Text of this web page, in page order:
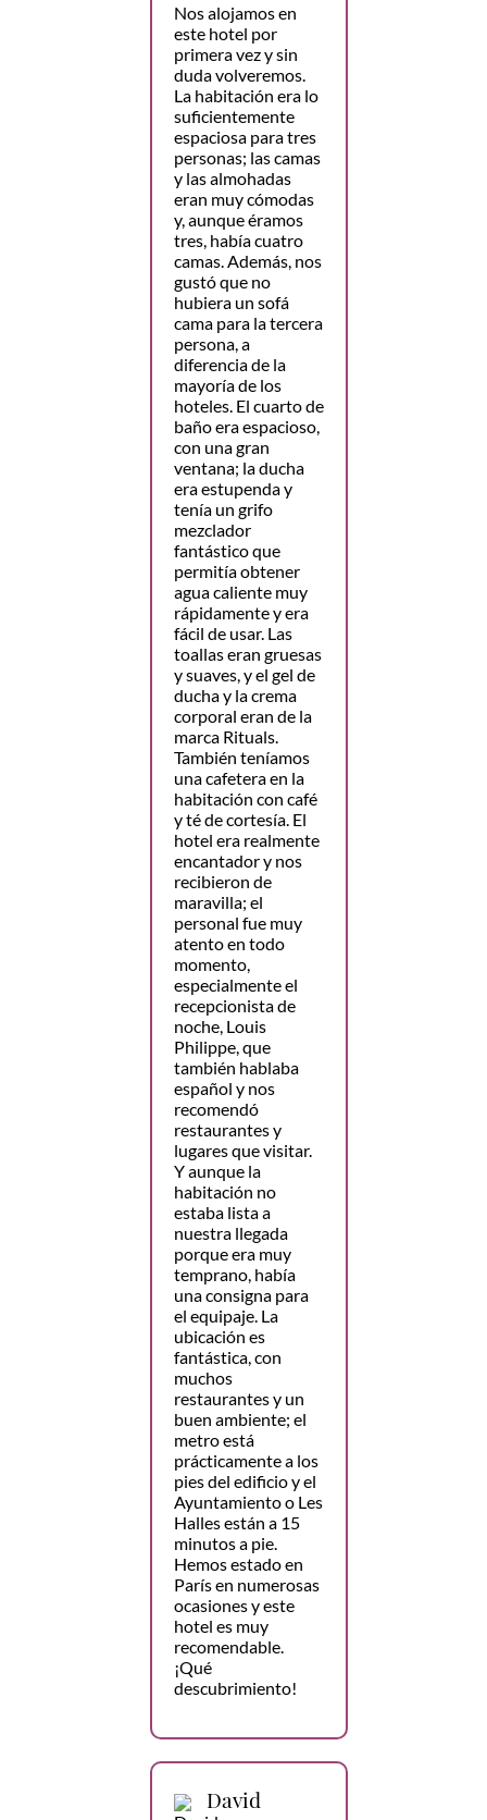
Nos alojamos en
este hotel por
primera vez y sin
duda volveremos.
La habitación era lo
suficientemente
espaciosa para tres
personas; las camas
y las almohadas
eran muy cómodas
y, aunque éramos
tres, había cuatro
camas. Además, nos
gustó que no
hubiera un sofá
cama para la tercera
persona, a
diferencia de la
mayoría de los
hoteles. El cuarto de
baño era espacioso,
con una gran
ventana; la ducha
era estupenda y
tenía un grifo
mezclador
fantástico que
permitía obtener
agua caliente muy
rápidamente y era
fácil de usar. Las
toallas eran gruesas
y suaves, y el gel de
ducha y la crema
corporal eran de la
marca Rituals.
También teníamos
una cafetera en la
habitación con café
y té de cortesía. El
hotel era realmente
encantador y nos
recibieron de
maravilla; el
personal fue muy
atento en todo
momento,
especialmente el
recepcionista de
noche, Louis
Philippe, que
también hablaba
español y nos
recomendó
restaurantes y
lugares que visitar.
Y aunque la
habitación no
estaba lista a
nuestra llegada
porque era muy
temprano, había
una consigna para
el equipaje. La
ubicación es
fantástica, con
muchos
restaurantes y un
buen ambiente; el
metro está
prácticamente a los
pies del edificio y el
Ayuntamiento o Les
Halles están a 15
minutos a pie.
Hemos estado en
París en numerosas
ocasiones y este
hotel es muy
recomendable.
¡Qué
descubrimiento!
David